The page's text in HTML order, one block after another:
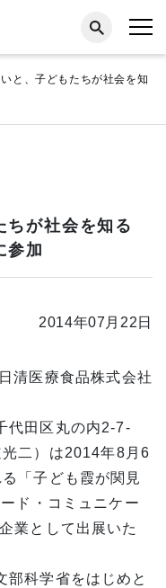
と、子どもたちが社会を知
ちが社会を知る
参加
2014年07月22日
日清医療食品株式会社
代田区丸の内2-7-
二）は2014年8月6
「子ども霞が関見
ド・コミュニケー
業として出展いた
部科学省をはじめと